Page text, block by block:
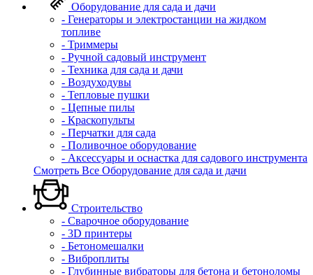
Оборудование для сада и дачи
- Генераторы и электростанции на жидком
топливе
- Триммеры
- Ручной садовый инструмент
- Техника для сада и дачи
- Воздуходувы
- Тепловые пушки
- Цепные пилы
- Краскопульты
- Перчатки для сада
- Поливочное оборудование
- Аксессуары и оснастка для садового инструмента
Смотреть Все Оборудование для сада и дачи
Строительство
- Сварочное оборудование
- 3D принтеры
- Бетономешалки
- Виброплиты
- Глубинные вибраторы для бетона и бетоноломы